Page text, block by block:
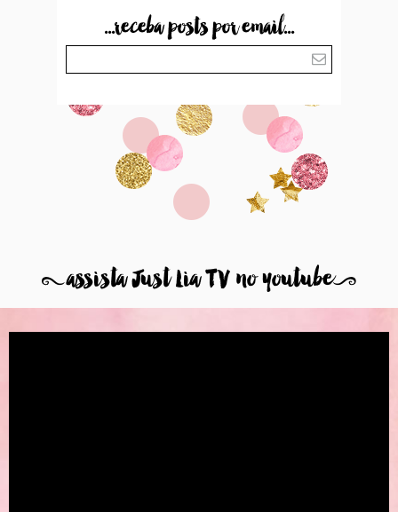
...receba posts por email...
8assista Just Lia TV no youtube9